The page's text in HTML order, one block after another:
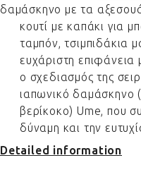
δαμάσκηνο με τα
κουτί με καπάκι για
ταμπόν, τσιμπιδάκια
ευχάριστη
ο σχεδιασμός της
ιαπωνικό δαμάσκηνο
βερίκοκο) Ume, που
δύναμη και την
Detailed information